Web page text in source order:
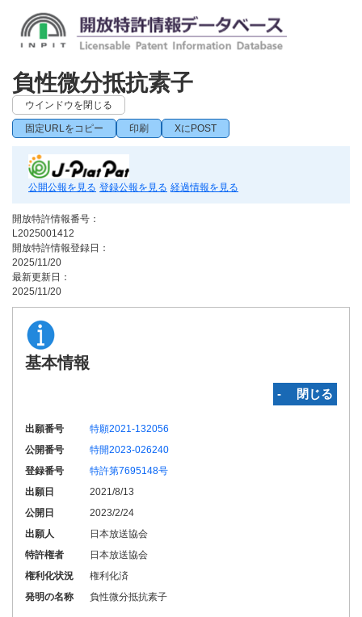
負性微分抵抗素子
ウインドウを閉じる
固定URLをコピー 印刷 XにPOST
公開公報を見る 登録公報を見る 経過情報を見る
開放特許情報番号：
L2025001412
開放特許情報登録日：
2025/11/20
最新更新日：
2025/11/20
基本情報
‐ 閉じる
出願番号
特願2021-132056
公開番号
特開2023-026240
登録番号
特許第7695148号
出願日
2021/8/13
公開日
2023/2/24
出願人
日本放送協会
特許権者
日本放送協会
権利化状況
権利化済
発明の名称
負性微分抵抗素子